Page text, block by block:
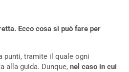
Ecco cosa si può fare per
punti, tramite il quale ogni
alla guida. Dunque, nel caso in cui